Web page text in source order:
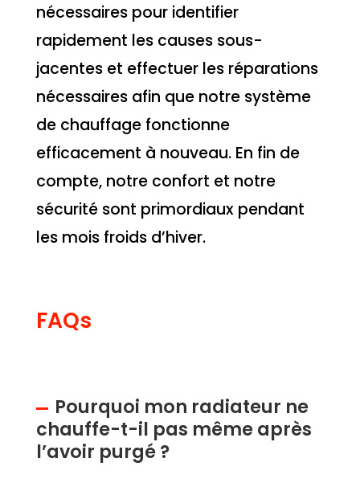
nécessaires pour identifier
rapidement les causes sous-
jacentes et effectuer les réparations
nécessaires afin que notre système
de chauffage fonctionne
efficacement à nouveau. En fin de
compte, notre confort et notre
sécurité sont primordiaux pendant
les mois froids d’hiver.
FAQs
Pourquoi mon radiateur ne
chauffe-t-il pas même après
l’avoir purgé ?